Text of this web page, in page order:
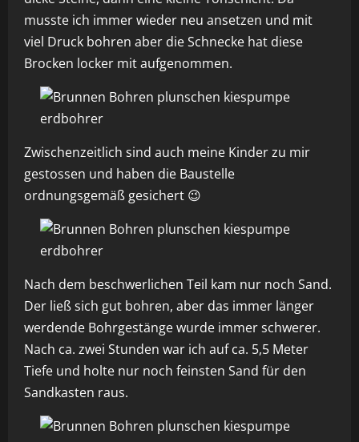
musste ich immer wieder neu ansetzen und mit
viel Druck bohren aber die Schnecke hat diese
Brocken locker mit aufgenommen.
Zwischenzeitlich sind auch meine Kinder zu mir
gestossen und haben die Baustelle
ordnungsgemäß gesichert 😉
Nach dem beschwerlichen Teil kam nur noch Sand.
Der ließ sich gut bohren, aber das immer länger
werdende Bohrgestänge wurde immer schwerer.
Nach ca. zwei Stunden war ich auf ca. 5,5 Meter
Tiefe und holte nur noch feinsten Sand für den
Sandkasten raus.